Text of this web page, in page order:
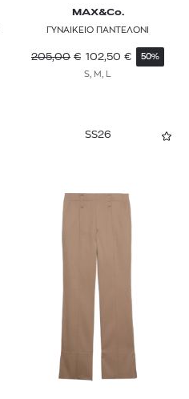
MAX&Co.
ΓΥΝΑΙΚΕΙΟ ΠΑΝΤΕΛΟΝΙ
205,00 € 102,50 € 50%
S, M, L
SS26